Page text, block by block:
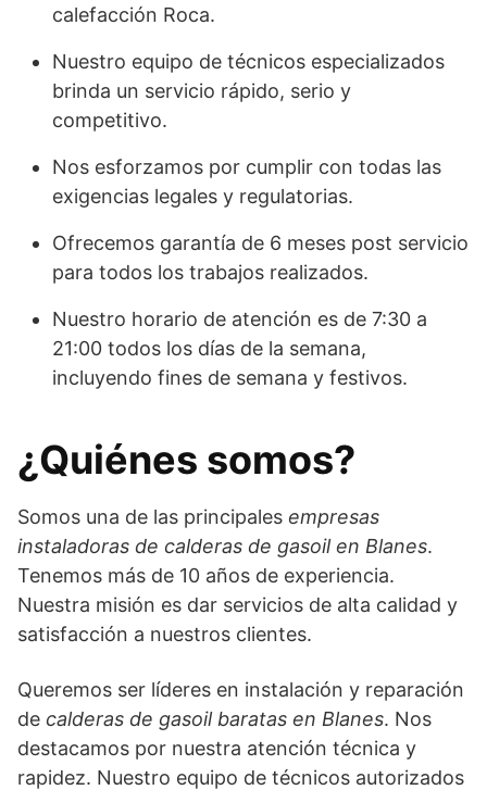
calefacción Roca.
Nuestro equipo de técnicos especializados
brinda un servicio rápido, serio y
competitivo.
Nos esforzamos por cumplir con todas las
exigencias legales y regulatorias.
Ofrecemos garantía de 6 meses post servicio
para todos los trabajos realizados.
Nuestro horario de atención es de 7:30 a
21:00 todos los días de la semana,
incluyendo fines de semana y festivos.
¿Quiénes somos?
Somos una de las principales empresas
instaladoras de calderas de gasoil en Blanes.
Tenemos más de 10 años de experiencia.
Nuestra misión es dar servicios de alta calidad y
satisfacción a nuestros clientes.
Queremos ser líderes en instalación y reparación
de calderas de gasoil baratas en Blanes. Nos
destacamos por nuestra atención técnica y
rapidez. Nuestro equipo de técnicos autorizados